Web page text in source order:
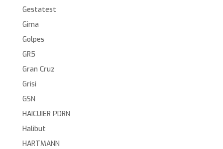
Gestatest
Gima
Golpes
GR5
Gran Cruz
Grisi
GSN
HAICUIER PDRN
Halibut
HARTMANN